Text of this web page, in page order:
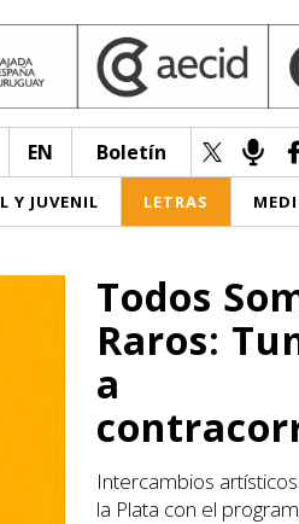
EN Boletín
Y JUVENIL LETRAS
Todos
Raros:
a
Intercambios
la Plata con el